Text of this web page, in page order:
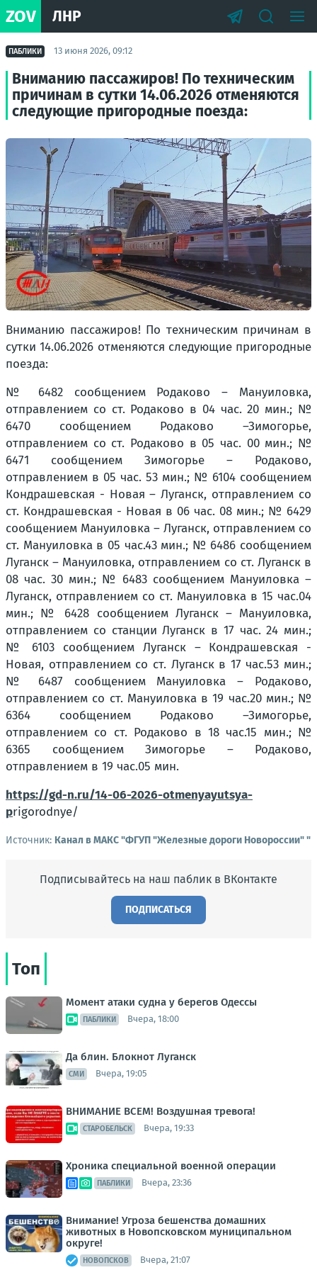
ZOV ЛНР
ПАБЛИКИ 13 июня 2026, 09:12
Вниманию пассажиров! По техническим
причинам в сутки 14.06.2026 отменяются
следующие пригородные поезда:
Вниманию пассажиров! По техническим причинам в
сутки 14.06.2026 отменяются следующие пригородные
поезда:
№ 6482 сообщением Родаково – Мануиловка,
отправлением со ст. Родаково в 04 час. 20 мин.; №
6470 сообщением Родаково –Зимогорье,
отправлением со ст. Родаково в 05 час. 00 мин.; №
6471 сообщением Зимогорье – Родаково,
отправлением в 05 час. 53 мин.; № 6104 сообщением
Кондрашевская - Новая – Луганск, отправлением со
ст. Кондрашевская - Новая в 06 час. 08 мин.; № 6429
сообщением Мануиловка – Луганск, отправлением со
ст. Мануиловка в 05 час.43 мин.; № 6486 сообщением
Луганск – Мануиловка, отправлением со ст. Луганск в
08 час. 30 мин.; № 6483 сообщением Мануиловка –
Луганск, отправлением со ст. Мануиловка в 15 час.04
мин.; № 6428 сообщением Луганск – Мануиловка,
отправлением со станции Луганск в 17 час. 24 мин.;
№ 6103 сообщением Луганск – Кондрашевская -
Новая, отправлением со ст. Луганск в 17 час.53 мин.;
№ 6487 сообщением Мануиловка – Родаково,
отправлением со ст. Мануиловка в 19 час.20 мин.; №
6364 сообщением Родаково –Зимогорье,
отправлением со ст. Родаково в 18 час.15 мин.; №
6365 сообщением Зимогорье – Родаково,
отправлением в 19 час.05 мин.
https://gd-n.ru/14-06-2026-otmenyayutsya-
prigorodnye/
Источник: Канал в МАКС "ФГУП "Железные дороги Новороссии" "
Подписывайтесь на наш паблик в ВКонтакте
ПОДПИСАТЬСЯ
Топ
Момент атаки судна у берегов Одессы
ПАБЛИКИ Вчера, 18:00
Да блин. Блокнот Луганск
СМИ Вчера, 19:05
ВНИМАНИЕ ВСЕМ! Воздушная тревога!
СТАРОБЕЛЬСК Вчера, 19:33
Хроника специальной военной операции
ПАБЛИКИ Вчера, 23:36
Внимание! Угроза бешенства домашних
животных в Новопсковском муниципальном
округе!
НОВОПСКОВ Вчера, 21:07